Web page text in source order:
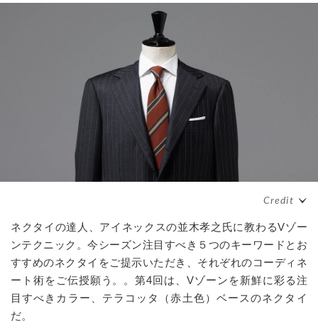
ネクタイの達人、アイネックスの並木孝之氏に教わるVゾー
ンテクニック。今シーズン注目すべき５つのキーワードとお
すすめのネクタイをご提示いただき、それぞれのコーディネ
ート術をご伝授願う。。第4回は、Vゾーンを新鮮に彩る注
目すべきカラー、テラコッタ（赤土色）ベースのネクタイ
だ。